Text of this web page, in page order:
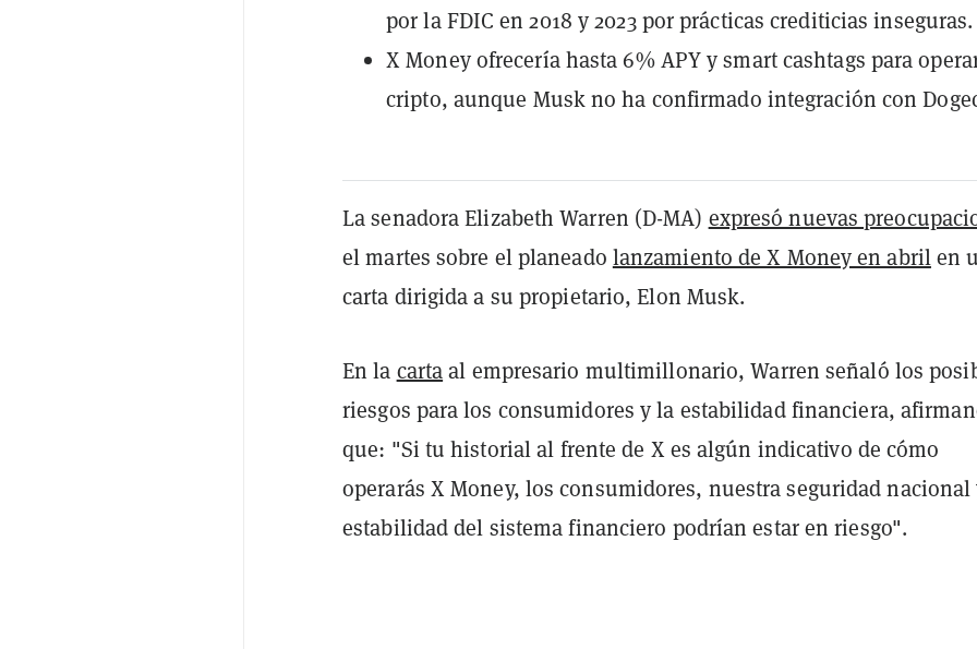
por la FDIC en 2018 y 2023 por prácticas crediticias inseguras.
X Money ofrecería hasta 6% APY y smart cashtags para
cripto, aunque Musk no ha confirmado integración con
La senadora Elizabeth Warren (D-MA) expresó nuevas
el martes sobre el planeado lanzamiento de X Money en abrilen
carta dirigida a su propietario, Elon Musk.
En la cartaal empresario multimillonario, Warren señaló los
riesgos para los consumidores y la estabilidad financiera,
que: "Si tu historial al frente de X es algún indicativo de cómo
operarás X Money, los consumidores, nuestra seguridad nacional
estabilidad del sistema financiero podrían estar en riesgo".